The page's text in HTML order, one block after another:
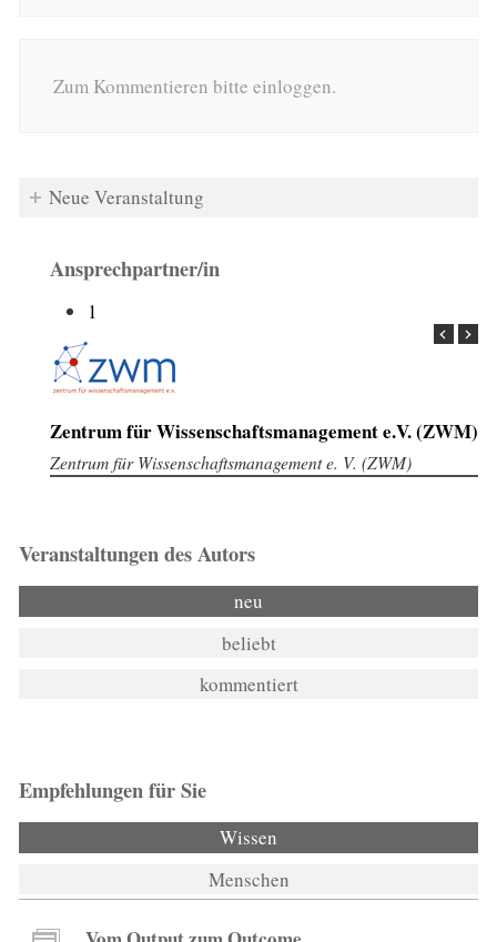
Zum Kommentieren bitte einloggen.
Neue Veranstaltung
Ansprechpartner/in
1
Zentrum für Wissenschaftsmanagement e.V. (ZWM)
Zentrum für Wissenschaftsmanagement e. V. (ZWM)
Veranstaltungen des Autors
neu
beliebt
kommentiert
Empfehlungen für Sie
Wissen
Menschen